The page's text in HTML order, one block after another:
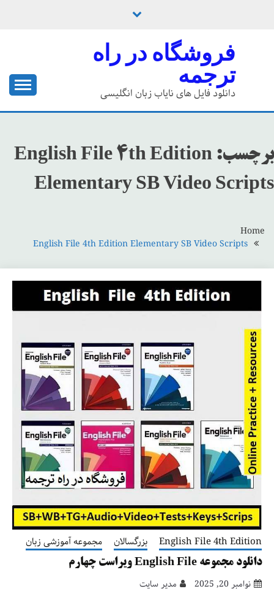
فروشگاه در راه
ترجمه
دانلود فایل های نایاب زبان انگلیسی
برچسب: English File 4th Edition
Elementary SB Video Scripts
Home
English File 4th Edition Elementary SB Video Scripts
English File 4th Edition بزرگسالان مجموعه آموزشی زبان
دانلود مجموعه English File ویراست چهارم
نوامبر 20, 2025 مدیر سایت